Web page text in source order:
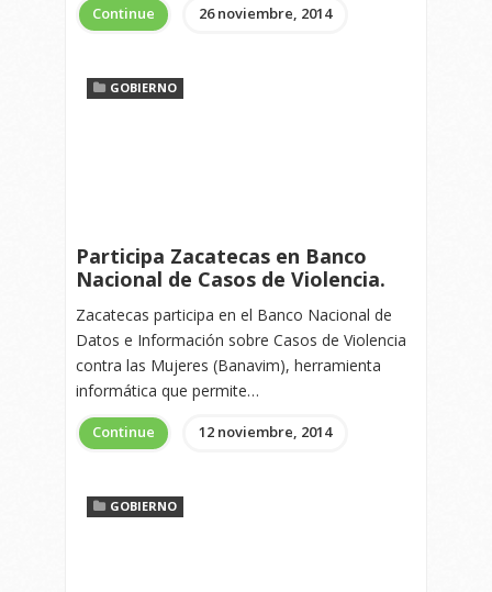
Continue 26 noviembre, 2014
GOBIERNO
Participa Zacatecas en Banco
Nacional de Casos de Violencia.
Zacatecas participa en el Banco Nacional de
Datos e Información sobre Casos de Violencia
contra las Mujeres (Banavim), herramienta
informática que permite…
Continue 12 noviembre, 2014
GOBIERNO